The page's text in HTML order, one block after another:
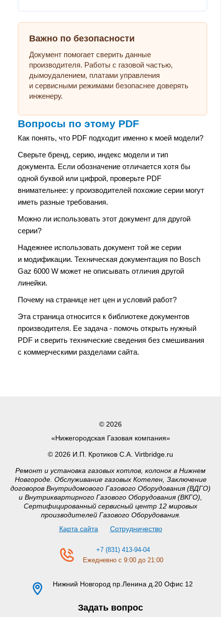
Важно по безопасности
Документ помогает сверить данные
производителя. Работы с газовой частью,
дымоудалением, платами управления
и сервисными режимами безопаснее доверять
инженеру.
Вопросы по этому PDF
Как понять, что PDF подходит именно к моей модели?
Сверьте бренд, серию, индекс модели и тип
документа. Если обозначение отличается хотя бы
одной буквой или цифрой, проверьте PDF
внимательнее: у производителей похожие серии могут
иметь разные требования.
Можно ли использовать этот документ для другой
серии?
Надежнее использовать документ той же серии
и модификации. Техническая документация по Bosch
Gaz 6000 W может не описывать отличия другой
линейки.
Почему на странице нет цен и условий работ?
Эта страница относится к библиотеке документов
производителя. Ее задача - помочь открыть нужный
PDF и сверить технические сведения без смешивания
с коммерческими разделами сайта.
© 2026
«Нижегородская Газовая компания»
© 2026 И.П. Кротиков С.А. Virtbridge.ru
Ремонт и установка газовых котлов, колонок в Нижнем
Новгороде. Обслуживание газовых Котелен, Заключение
договоров Внутридомового Газового Оборудования (ВДГО)
и Внутриквартирного Газового Оборудования (ВКГО),
Сертифицированный сервисный центр 12 мировых
производителей Газового Оборудования.
Карта сайта
Сотрудничество
+7 (831) 413-94-04
Ежедневно с 9:00 до 21:00
Нижний Новгород пр.Ленина д.20 Офис 12
Задать вопрос